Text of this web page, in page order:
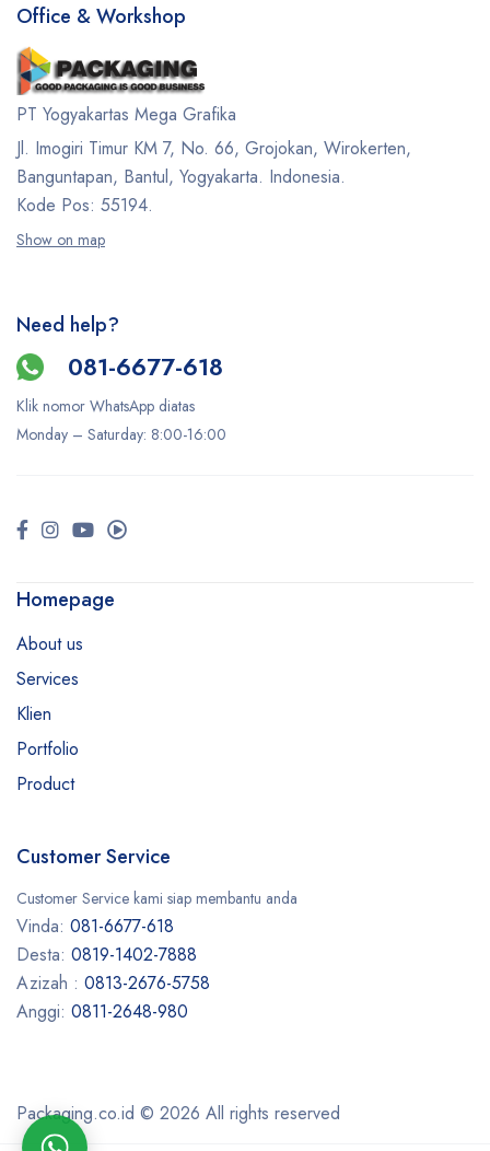
Office & Workshop
PT Yogyakartas Mega Grafika
Jl. Imogiri Timur KM 7, No. 66, Grojokan, Wirokerten,
Banguntapan, Bantul, Yogyakarta. Indonesia.
Kode Pos: 55194.
Show on map
Need help?
081-6677-618
Klik nomor WhatsApp diatas
Monday – Saturday: 8:00-16:00
Homepage
About us
Services
Klien
Portfolio
Product
Customer Service
Customer Service kami siap membantu anda
Vinda: 081-6677-618
Desta: 0819-1402-7888
Azizah : 0813-2676-5758
Anggi: 0811-2648-980
Packaging.co.id © 2026 All rights reserved